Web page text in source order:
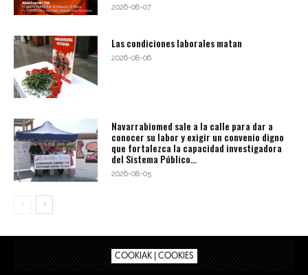
2026-08-07
Las condiciones laborales matan
2026-08-06
Navarrabiomed sale a la calle para dar a
conocer su labor y exigir un convenio digno
que fortalezca la capacidad investigadora
del Sistema Público...
2026-08-05
COOKIAK | COOKIES